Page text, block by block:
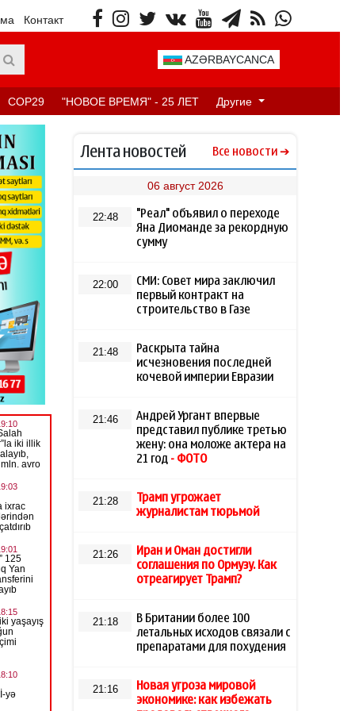
Контакт
AZƏRBAYCANCA
COP29 "НОВОЕ ВРЕМЯ" - 25 ЛЕТ Другие
Лента новостей Все новости
06 август 2026
22:48
"Реал" объявил о переходе
Яна Диоманде за рекордную
сумму
22:00
СМИ: Совет мира заключил
первый контракт на
строительство в Газе
21:48
Раскрыта тайна
исчезновения последней
кочевой империи Евразии
21:46
Андрей Ургант впервые
представил публике третью
жену: она моложе актера на
21 год - ФОТО
21:28
Трамп угрожает
журналистам тюрьмой
21:26
Иран и Оман достигли
соглашения по Ормузу. Как
отреагирует Трамп?
21:18
В Британии более 100
летальных исходов связали с
препаратами для похудения
21:16
Новая угроза мировой
экономике: как избежать